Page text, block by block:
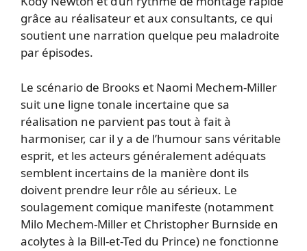
grâce au réalisateur et aux consultants, ce qui
soutient une narration quelque peu maladroite
par épisodes.
Le scénario de Brooks et Naomi Mechem-Miller
suit une ligne tonale incertaine que sa
réalisation ne parvient pas tout à fait à
harmoniser, car il y a de l’humour sans véritable
esprit, et les acteurs généralement adéquats
semblent incertains de la manière dont ils
doivent prendre leur rôle au sérieux. Le
soulagement comique manifeste (notamment
Milo Mechem-Miller et Christopher Burnside en
acolytes à la Bill-et-Ted du Prince) ne fonctionne